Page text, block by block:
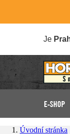
Je
E-SHOP
Úvodní stránka